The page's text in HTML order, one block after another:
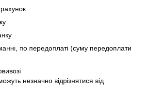
по передоплаті (суму передоплати
незначно відрізнятися від